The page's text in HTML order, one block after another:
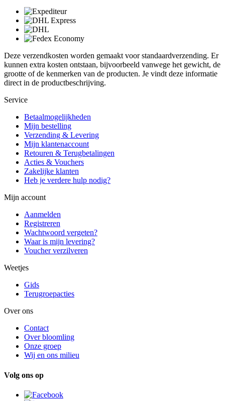
Deze verzendkosten worden gemaakt voor standaardverzending. Er
kunnen extra kosten ontstaan, bijvoorbeeld vanwege het gewicht, de
grootte of de kenmerken van de producten. Je vindt deze informatie
direct in de productbeschrijving.
Service
Betaalmogelijkheden
Mijn bestelling
Verzending & Levering
Mijn klantenaccount
Retouren & Terugbetalingen
Acties & Vouchers
Zakelijke klanten
Heb je verdere hulp nodig?
Mijn account
Aanmelden
Registreren
Wachtwoord vergeten?
Waar is mijn levering?
Voucher verzilveren
Weetjes
Gids
Terugroepacties
Over ons
Contact
Over bloomling
Onze groep
Wij en ons milieu
Volg ons op